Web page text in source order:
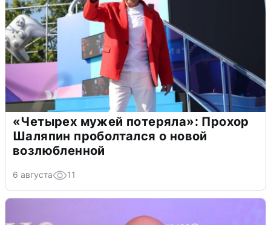
«Четырех мужей потеряла»: Прохор
Шаляпин проболтался о новой
возлюбленной
6 августа 11